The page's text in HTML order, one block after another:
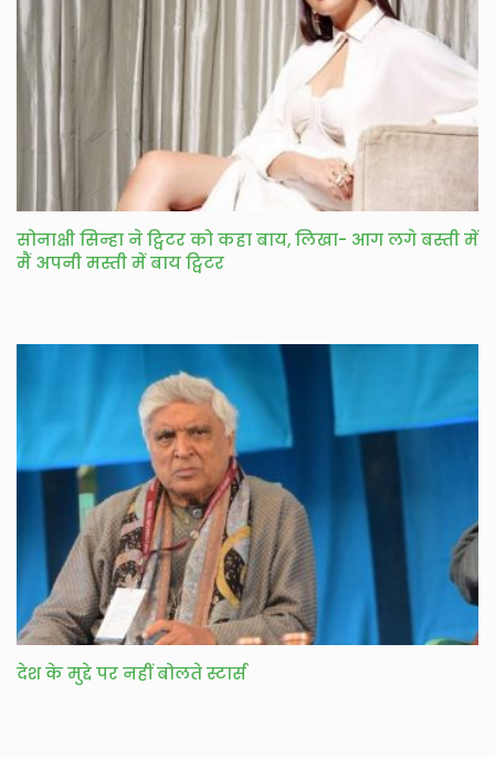
सोनाक्षी सिन्हा ने ट्विटर को कहा बाय, लिखा- आग लगे बस्ती में
मैं अपनी मस्ती में बाय ट्विटर
देश के मुद्दे पर नहीं बोलते स्टार्स